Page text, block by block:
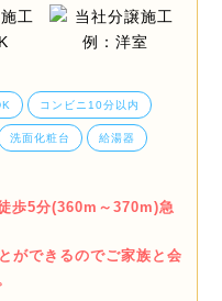
コンビニ10分以内
洗面化粧台 給湯器
歩5分(360m～370m)急
ができるのでご家族と会